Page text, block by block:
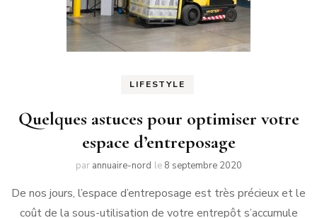
LIFESTYLE
Quelques astuces pour optimiser votre
espace d’entreposage
par annuaire-nord le 8 septembre 2020
De nos jours, l’espace d’entreposage est très précieux et le
coût de la sous-utilisation de votre entrepôt s’accumule